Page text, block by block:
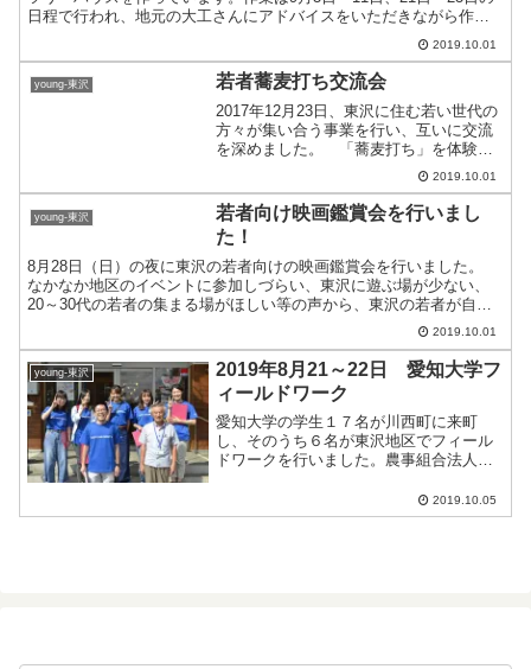
日程で行われ、地元の大工さんにアドバイスをいただきながら作成
を進めていきました。作業の初めには東沢小学校の体育祭...2019.10.01
young-東沢 若者蕎麦打ち交流会
2017年12月23日、東沢に住む若い世代の
方々が集い合う事業を行い、互いに交流
を深めました。 「蕎麦打ち」を体験す
る企画ということで、農事組合法人「夢
里」さんから蕎麦粉を快く提供して頂き
ました。大変ありがとうございます。
東沢産の蕎麦粉で...
2019.10.01
young-東沢
若者向け映画鑑賞会を行いまし
た！
8月28日（日）の夜に東沢の若者向けの映画鑑賞会を行いました。
なかなか地区のイベントに参加しづらい、東沢に遊ぶ場が少ない、
20～30代の若者の集まる場がほしい等の声から、東沢の若者が自ら
企画して行われたイベントです。 参加者の皆さんがアニ...2019.10.01
young-東沢
2019年8月21～22日 愛知大学フ
ィールドワーク
愛知大学の学生１７名が川西町に来町
し、そのうち６名が東沢地区でフィール
ドワークを行いました。農事組合法人夢
地区の魅力を発信するポスターを学生た
ちが制作しました。このポスターは９月
2019.10.05